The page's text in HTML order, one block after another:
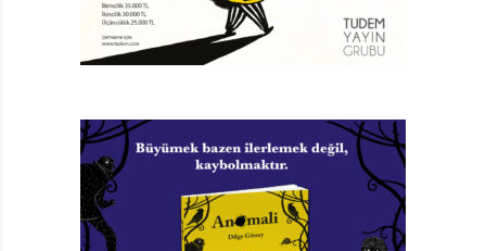
daha iyi bir gelecek isteğiyle çocuklarımıza ve aslında
bizlere de gerçekleştirilmesi gereken 32 görev veriyor.
Böylece aşırı plastikten, aşırı ambalajdan, aşırı atıktan
alışkanlıklarımızı değiştirebileceğimizi ve tüm bunları
yaparken bir yandan da çok eğlenebileceğimizi
söylüyor.
Bu kitapta bizlere Balzeau’nun ajansının adındaki uğur